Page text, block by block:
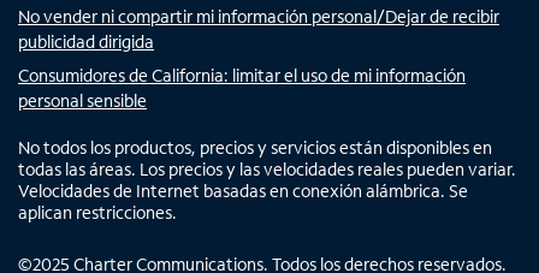
No vender ni compartir mi información personal/Dejar de recibir
publicidad dirigida
Consumidores de California: limitar el uso de mi información
personal sensible
No todos los productos, precios y servicios están disponibles en
todas las áreas. Los precios y las velocidades reales pueden variar.
Velocidades de Internet basadas en conexión alámbrica. Se
aplican restricciones.
©2025 Charter Communications. Todos los derechos reservados.